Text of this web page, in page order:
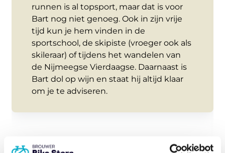
runnen is al topsport, maar dat is voor
Bart nog niet genoeg. Ook in zijn vrije
tijd kun je hem vinden in de
sportschool, de skipiste (vroeger ook als
skileraar) of tijdens het wandelen van
de Nijmeegse Vierdaagse. Daarnaast is
Bart dol op wijn en staat hij altijd klaar
om je te adviseren.